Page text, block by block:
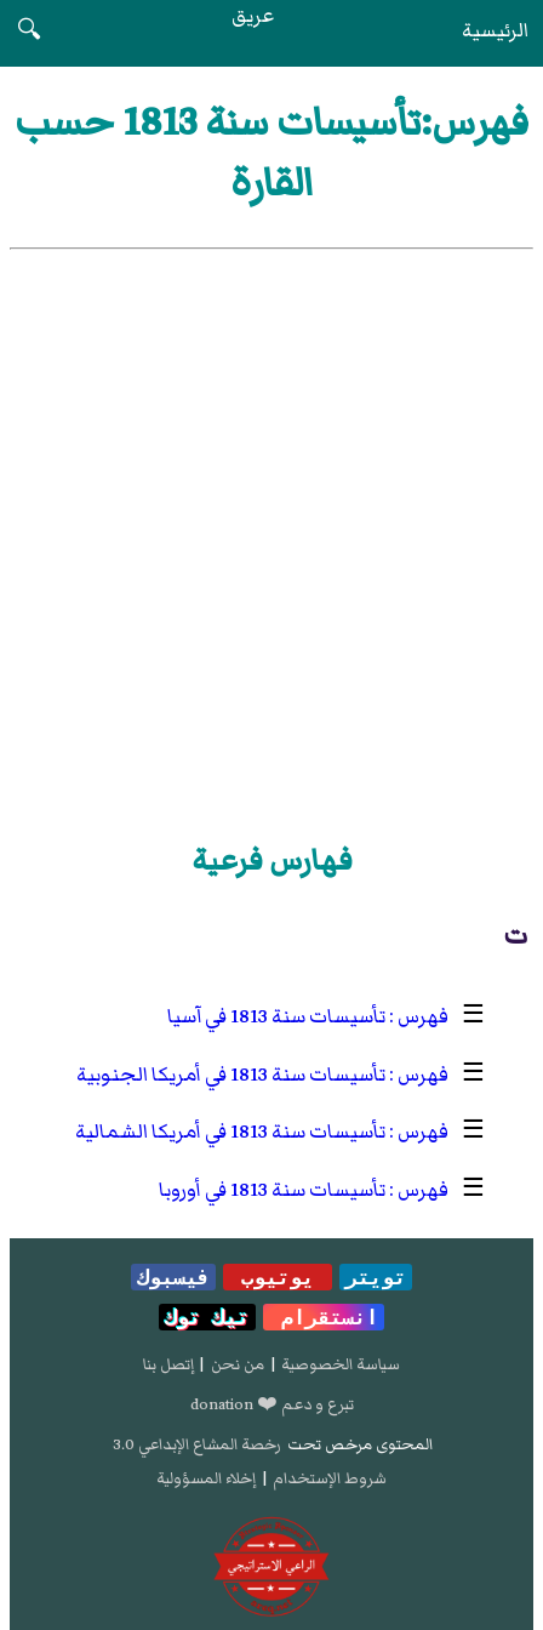
الرئيسية عريق
🔍
فهرس:تأسيسات سنة 1813 حسب
القارة
فهارس فرعية
ت
☰
تأسيسات سنة 1813 في آسيا
☰
تأسيسات سنة 1813 في أمريكا الجنوبية
☰
تأسيسات سنة 1813 في أمريكا الشمالية
☰
تأسيسات سنة 1813 في أوروبا
تويتر يوتيوب
فيسبوك
انستقرام
تيك توك
سياسة الخصوصية | من نحن | إتصل بنا
تبرع و دعم ❤️ donation
المحتوى مرخص تحت رخصة المشاع الإبداعي 3.0
شروط الإستخدام | إخلاء المسؤولية